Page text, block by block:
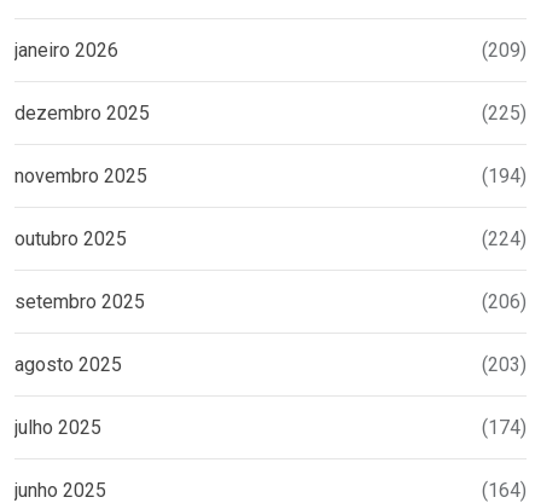
janeiro 2026 (209)
dezembro 2025 (225)
novembro 2025 (194)
outubro 2025 (224)
setembro 2025 (206)
agosto 2025 (203)
julho 2025 (174)
junho 2025 (164)